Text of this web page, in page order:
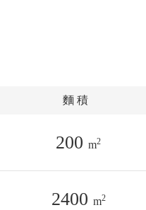
麵 積
200 m2
2400 m2